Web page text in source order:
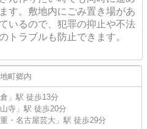
す。敷地内にごみ置き場があ
いるので、犯罪の抑止や不法
トラブルも防止できます。
町郷内
」駅 徒歩13分
寺 」駅 徒歩20分
・名古屋芸大 」駅 徒歩29分